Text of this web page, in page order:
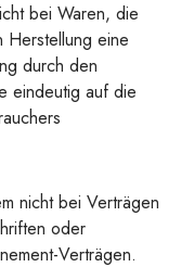
bei Waren, die
eine
durch den
eindeutig auf die
nicht bei Verträgen
oder
Verträgen.